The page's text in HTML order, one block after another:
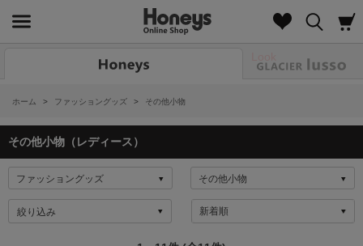
ホーム > ファッショングッズ > その他小物
その他小物（レディース）
絞り込み